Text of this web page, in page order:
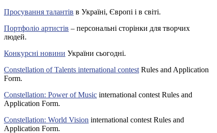
Просування талантів в Україні, Європі і в світі.
Портфоліо артистів – персональні сторінки для творчих
людей.
Конкурсні новини України сьогодні.
Constellation of Talents international contest Rules and Application
Form.
Constellation: Power of Music international contest Rules and
Application Form.
Constellation: World Vision international contest Rules and
Application Form.